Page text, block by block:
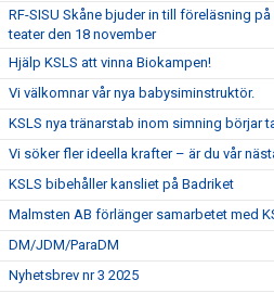
RF-SISU Skåne bjuder in till föreläsning
teater den 18 november
Hjälp KSLS att vinna Biokampen!
Vi välkomnar vår nya babysiminstruktör.
KSLS nya tränarstab inom simning börjar
Vi söker fler ideella krafter – är du vår
KSLS bibehåller kansliet på Badriket
Malmsten AB förlänger samarbetet med
DM/JDM/ParaDM
Nyhetsbrev nr 3 2025